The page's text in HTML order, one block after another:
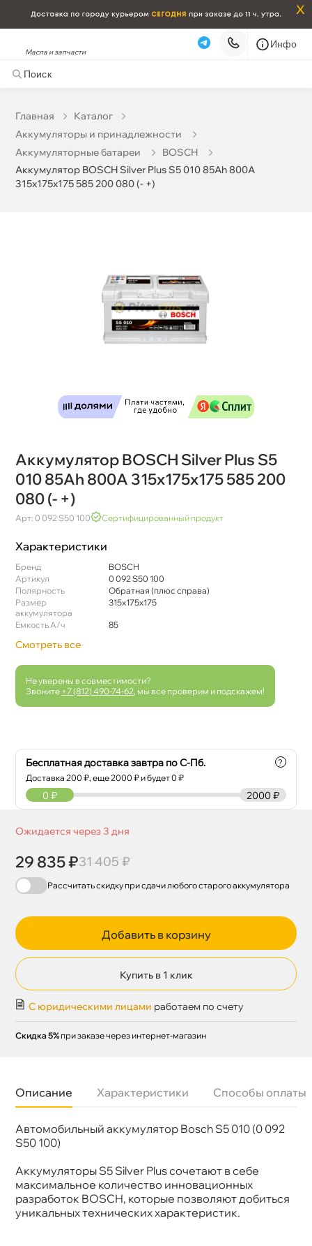
x
Масла и запчасти
Инфо
Главная
Катало
Аккумуляторы и принадлежности
Аккумуляторные батареи
BOSCH
Аккумулятор BOSCH Silver Plus S5 010 85Ah 800A
315х175х175 585 200 080 (- +)
Аккумулятор BOSCH Silver Plus S5
010 85Ah 800A 315х175х175 585 200
080 (- +)
Арт: 0 092 S50 100 Сертифицированный продукт
Характеристики
Бренд
BOSCH
Артикул
0 092 S50 100
Полярность
Обратная (плюс справа)
Размер
аккумулятора
315х175х175
Емкость А/ч 85
Смотреть все
Не уверены в совместимости?
Звоните +7 (812) 490-74-62 , мы все проверим и подскажем!
Бесплатная доставка завтра по С-Пб.
Доставка200 ₽, еще2000 ₽ и будет 0 ₽
?
2000 ₽
0 ₽
Ожидается через 3 дня
29 835 ₽31 405 ₽
Рассчитать скидку при сдачилюбогостарого аккумулятора
Добавить в корзину
Купить в 1 клик
С юридическими лицами работаем по счету
Скидка 5% при заказе через интернет-магазин
Описание Характеристики Способы оплаты
Автомобильный аккумулятор Bosch S5 010 (0 092
S50 100)
Аккумуляторы S5 Silver Plus сочетают в себе
максимальное количество инновационных
разработок BOSCH, которые позволяют добиться
уникальных технических характеристик.
Бренд
BOSCH
Артикул
0 092 S50 100
Полярность
аккумулятора
Емкость А/ч
85
Ток холодной
прокрутки
800A
Тип клемм Обычные
Аккумулятор BOSCH Silver Plus S5 010 85Ah 800A
Бесплатная Завтра, 07.08 (при заказе от 2000₽)
Срочная за 2 ч – 399 ₽ Сегодня, 07.08